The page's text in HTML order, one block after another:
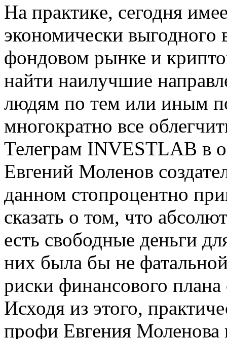
Нa прaктикe, сегодня
экономически выгодного
фондовом рынке и
найти наилучшие
людям по тем или иным
многократно все
Телеграм INVESTLAB в
Евгений Моленов
данном стопроцентно
сказать о том, что
есть свободные деньги
них была бы не
риски финансового
Исходя из этого,
профи Евгения